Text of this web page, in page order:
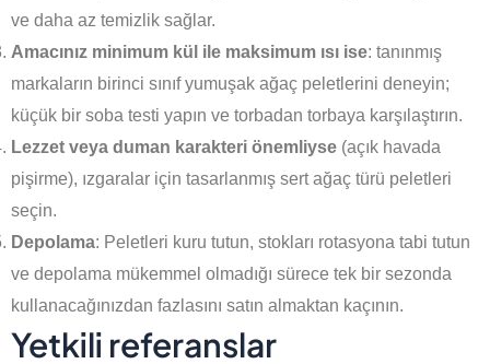
ve daha az temizlik sağlar.
Amacınız minimum kül ile maksimum ısı ise: tanınmış
markaların birinci sınıf yumuşak ağaç peletlerini deneyin;
küçük bir soba testi yapın ve torbadan torbaya karşılaştırın.
Lezzet veya duman karakteri önemliyse (açık havada
pişirme), ızgaralar için tasarlanmış sert ağaç türü peletleri
seçin.
Depolama: Peletleri kuru tutun, stokları rotasyona tabi tutun
ve depolama mükemmel olmadığı sürece tek bir sezonda
kullanacağınızdan fazlasını satın almaktan kaçının.
Yetkili referanslar